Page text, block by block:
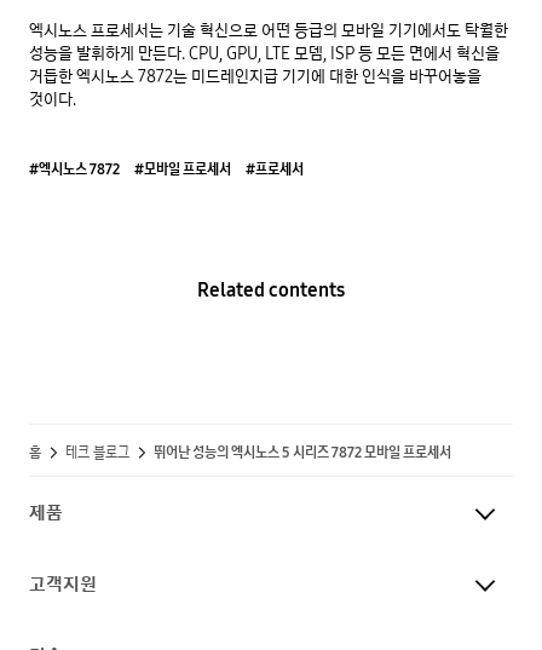
엑시노스 프로세서는 기술 혁신으로 어떤 등급의 모바일 기기에서도 탁월한
성능을 발휘하게 만든다. CPU, GPU, LTE 모뎀, ISP 등 모든 면에서 혁신을
거듭한 엑시노스 7872는 미드레인지급 기기에 대한 인식을 바꾸어놓을
것이다.
#엑시노스 7872 #모바일 프로세서 #프로세서
Related contents
홈 테크 블로그 뛰어난 성능의 엑시노스 5 시리즈 7872 모바일 프로세서
제품
고객지원